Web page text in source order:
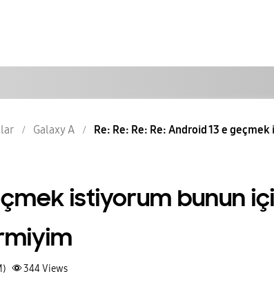
Galaxy A Re: Re: Re: Re: Android 13 e
istiyorum bunun
344Views